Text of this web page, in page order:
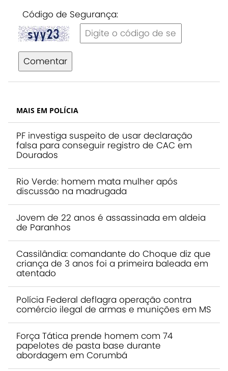
Código de Segurança:
Comentar
MAIS EM POLÍCIA
PF investiga suspeito de usar declaração
falsa para conseguir registro de CAC em
Dourados
Rio Verde: homem mata mulher após
discussão na madrugada
Jovem de 22 anos é assassinada em aldeia
de Paranhos
Cassilândia: comandante do Choque diz que
criança de 3 anos foi a primeira baleada em
atentado
Polícia Federal deflagra operação contra
comércio ilegal de armas e munições em MS
Força Tática prende homem com 74
papelotes de pasta base durante
abordagem em Corumbá